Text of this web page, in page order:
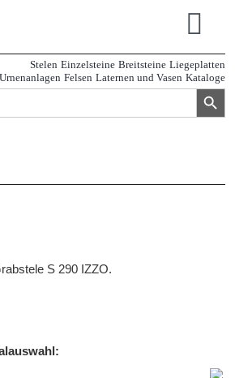
Stelen Einzelsteine Breitsteine Liegeplatten
Urnenanlagen Felsen Laternen und Vasen Kataloge
Search Button